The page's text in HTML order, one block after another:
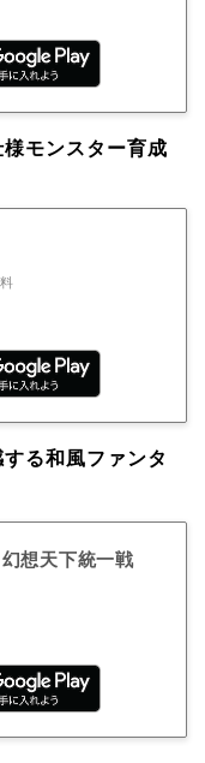
モンスター育成
る和風ファンタ
想天下統一戦